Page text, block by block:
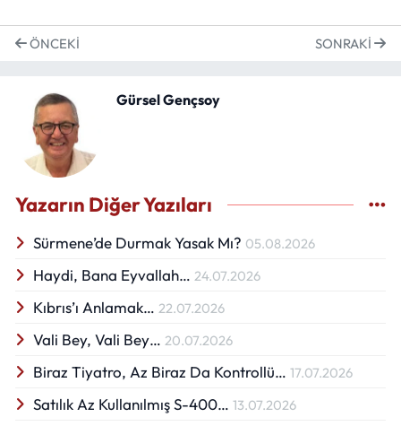
ÖNCEKI SONRAKI
Gürsel Gençsoy
Yazarın Diğer Yazıları
Sürmene’de Durmak Yasak Mı? 05.08.2026
Haydi, Bana Eyvallah… 24.07.2026
Kıbrıs’ı Anlamak… 22.07.2026
Vali Bey, Vali Bey… 20.07.2026
Biraz Tiyatro, Az Biraz Da Kontrollü… 17.07.2026
Satılık Az Kullanılmış S-400… 13.07.2026